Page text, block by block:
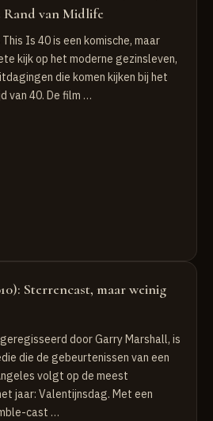
Rand van Midlife
Is 40 is een komische, maar
kijk op het moderne gezinsleven,
die komen kijken bij het
van 40. De film …
Sterrencast, maar weinig
door Garry Marshall, is
die de gebeurtenissen van een
volgt op de meest
jaar: Valentijnsdag. Met een
cast …